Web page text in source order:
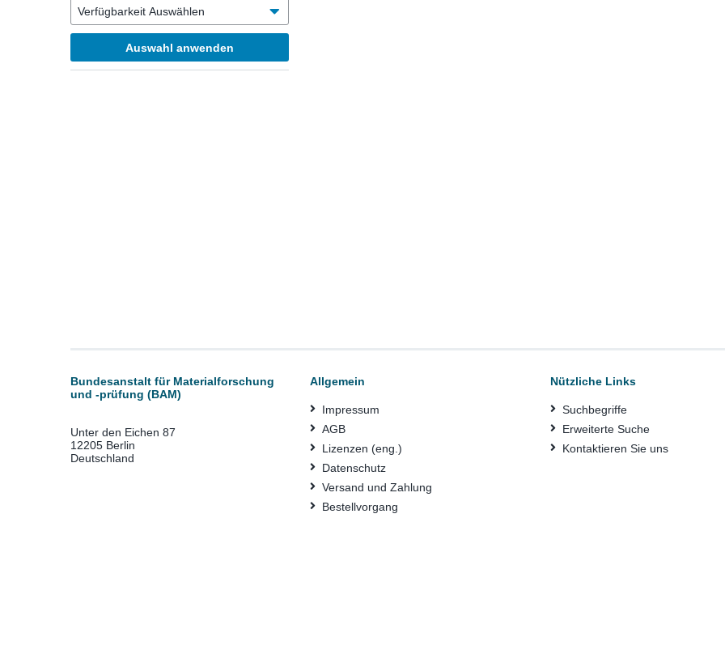
Auswahl anwenden
Bundesanstalt für Materialforschung
und -prüfung (BAM)
Unter den Eichen 87
12205 Berlin
Deutschland
Allgemein
Impressum
AGB
Lizenzen (eng.)
Datenschutz
Versand und Zahlung
Bestellvorgang
Nützliche Links
Suchbegriffe
Erweiterte Suche
Kontaktieren Sie uns